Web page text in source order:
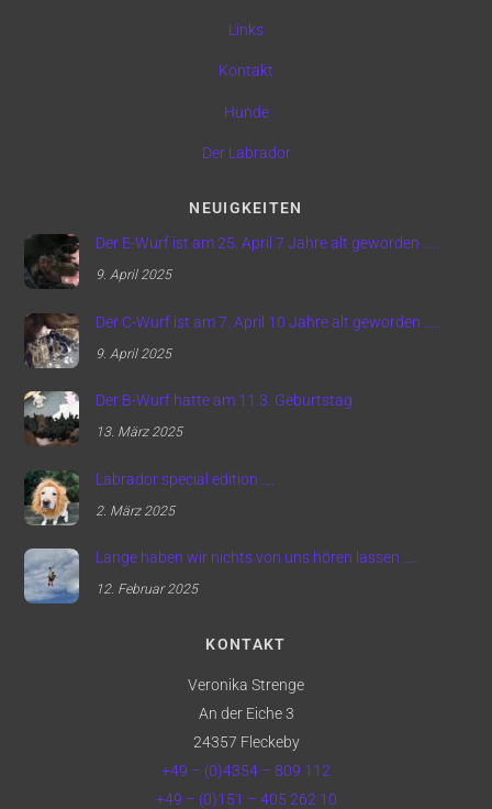
Links
Kontakt
Hunde
Der Labrador
NEUIGKEITEN
Der E-Wurf ist am 25. April 7 Jahre alt geworden …..
9. April 2025
Der C-Wurf ist am 7. April 10 Jahre alt geworden …..
9. April 2025
Der B-Wurf hatte am 11.3. Geburtstag
13. März 2025
Labrador special edition ….
2. März 2025
Lange haben wir nichts von uns hören lassen ….
12. Februar 2025
KONTAKT
Veronika Strenge
An der Eiche 3
24357 Fleckeby
+49 – (0)4354 – 809 112
+49 – (0)151 – 405 262 10